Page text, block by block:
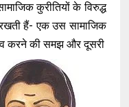
कुरीतियों के विरुद्ध
रखती हैं- एक उस सामाजिक
करने की समझ और दूसरी